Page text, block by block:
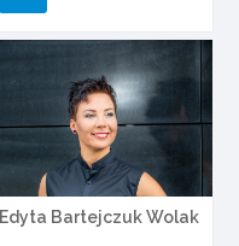
Edyta Bartejczuk Wolak